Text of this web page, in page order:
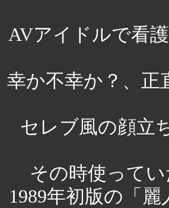
AVアイドルで看
幸か不幸か？、
セレブ風の顔立
その時使って
1989年初版の「